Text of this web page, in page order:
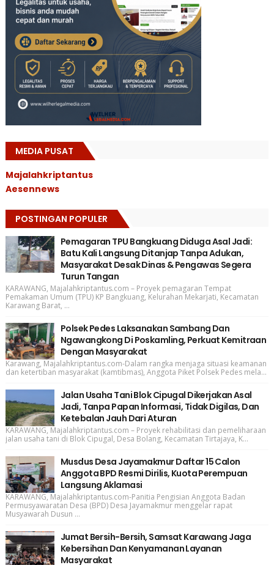
MEDIA PUSAT
Majalahkriptantus
Aesennews
POSTINGAN POPULER
Pemagaran TPU Bangkuang Diduga Asal Jadi:
Batu Kali Langsung Ditanjap Tanpa Adukan,
Masyarakat Desak Dinas & Pengawas Segera
Turun Tangan
KARAWANG, Majalahkriptantus.com – Proyek pemagaran Tempat
Pemakaman Umum (TPU) KP Bangkuang, Kelurahan Mekarjati, Kecamatan
Karawang Barat, ...
Polsek Pedes Laksanakan Sambang Dan
Ngawangkong Di Poskamling, Perkuat Kemitraan
Dengan Masyarakat
Karawang, Majalahkriptantus.com-Dalam rangka menjaga situasi keamanan
dan ketertiban masyarakat (kamtibmas), Anggota Piket Polsek Pedes mela...
Jalan Usaha Tani Blok Cipugal Dikerjakan Asal
Jadi, Tanpa Papan Informasi, Tidak Digilas, Dan
Ketebalan Jauh Dari Aturan
KARAWANG, Majalahkriptantus.com – Proyek rehabilitasi dan pemeliharaan
jalan usaha tani di Blok Cipugal, Desa Bolang, Kecamatan Tirtajaya, K...
Musdus Desa Jayamakmur Daftar 15 Calon
Anggota BPD Resmi Dirilis, Kuota Perempuan
Langsung Aklamasi
KARAWANG, Majalahkriptantus.com-Panitia Pengisian Anggota Badan
Permusyawaratan Desa (BPD) Desa Jayamakmur menggelar rapat
Musyawarah Dusun ...
Jumat Bersih-Bersih, Samsat Karawang Jaga
Kebersihan Dan Kenyamanan Layanan
Masyarakat